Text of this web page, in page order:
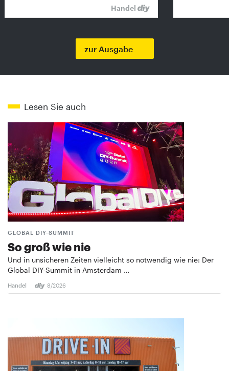
Handel
zur Ausgabe
Lesen Sie auch
GLOBAL DIY-SUMMIT
So groß wie nie
Und in unsicheren Zeiten vielleicht so notwendig wie nie: Der
Global DIY-Summit in Amsterdam …
Handel 8/2026